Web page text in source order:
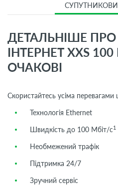
ДЕТАЛЬНІШЕ
ІНТЕРНЕТ XXS
ОЧАКОВІ
Скористайтесь усіма перевагами
Технологія Ethernet
Швидкість до 100 Мбіт/с1
Необмежений трафік
Підтримка 24/7
Зручний сервіс